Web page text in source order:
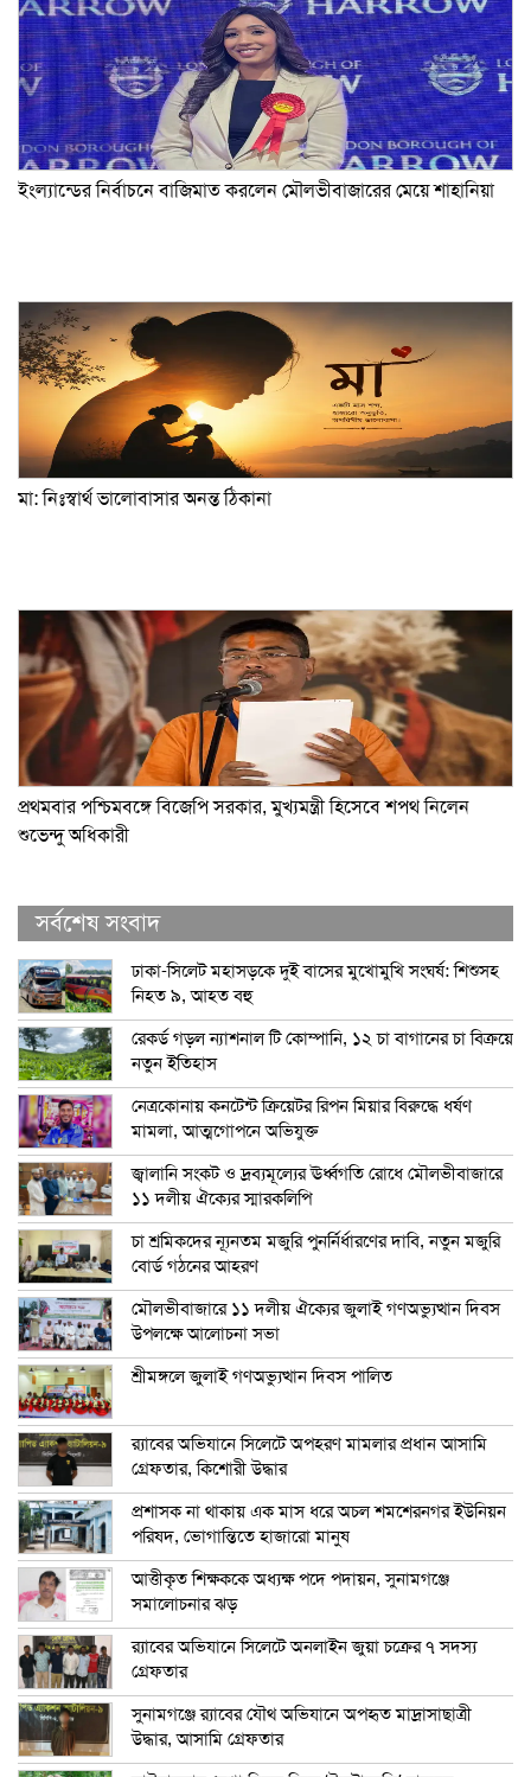
ইংল্যান্ডের নির্বাচনে বাজিমাত করলেন মৌলভীবাজারের মেয়ে শাহানিয়া
মা: নিঃস্বার্থ ভালোবাসার অনন্ত ঠিকানা
প্রথমবার পশ্চিমবঙ্গে বিজেপি সরকার, মুখ্যমন্ত্রী হিসেবে শপথ নিলেন
শুভেন্দু অধিকারী
সর্বশেষ সংবাদ
ঢাকা-সিলেট মহাসড়কে দুই বাসের মুখোমুখি সংঘর্ষ: শিশুসহ
নিহত ৯, আহত বহু
রেকর্ড গড়ল ন্যাশনাল টি কোম্পানি, ১২ চা বাগানের চা বিক্রয়ে
নতুন ইতিহাস
নেত্রকোনায় কনটেন্ট ক্রিয়েটর রিপন মিয়ার বিরুদ্ধে ধর্ষণ
মামলা, আত্মগোপনে অভিযুক্ত
জ্বালানি সংকট ও দ্রব্যমূল্যের ঊর্ধ্বগতি রোধে মৌলভীবাজারে
১১ দলীয় ঐক্যের স্মারকলিপি
চা শ্রমিকদের ন্যূনতম মজুরি পুনর্নির্ধারণের দাবি, নতুন মজুরি
বোর্ড গঠনের আহরণ
মৌলভীবাজারে ১১ দলীয় ঐক্যের জুলাই গণঅভ্যুত্থান দিবস
উপলক্ষে আলোচনা সভা
শ্রীমঙ্গলে জুলাই গণঅভ্যুত্থান দিবস পালিত
র‍্যাবের অভিযানে সিলেটে অপহরণ মামলার প্রধান আসামি
গ্রেফতার, কিশোরী উদ্ধার
প্রশাসক না থাকায় এক মাস ধরে অচল শমশেরনগর ইউনিয়ন
পরিষদ, ভোগান্তিতে হাজারো মানুষ
আত্তীকৃত শিক্ষককে অধ্যক্ষ পদে পদায়ন, সুনামগঞ্জে
সমালোচনার ঝড়
র‍্যাবের অভিযানে সিলেটে অনলাইন জুয়া চক্রের ৭ সদস্য
গ্রেফতার
সুনামগঞ্জে র‍্যাবের যৌথ অভিযানে অপহৃত মাদ্রাসাছাত্রী
উদ্ধার, আসামি গ্রেফতার